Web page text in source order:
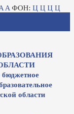
A ФОН: Ц Ц Ц Ц
бюджетное
области